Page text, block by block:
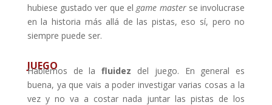
hubiese gustado ver que el game master se involucrase
en la historia más allá de las pistas, eso sí, pero no
siempre puede ser.
JUEGO
Hablemos de lafluidez del juego. En general es
buena, ya que vais a poder investigar varias cosas a la
vez y no va a costar nada juntar las pistas de los